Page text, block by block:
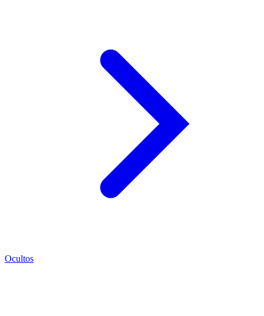
Ocultos